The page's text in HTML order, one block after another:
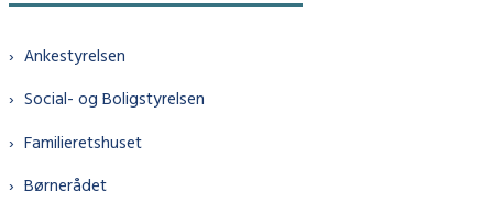
Ankestyrelsen
Social- og Boligstyrelsen
Familieretshuset
Børnerådet